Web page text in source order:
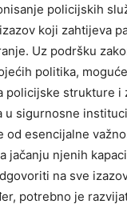
policijskih
koji zahtijeva
Uz podršku
politika,
policijske strukture i
u sigurnosne
od esencijalne
jačanju njenih
na sve
potrebno je